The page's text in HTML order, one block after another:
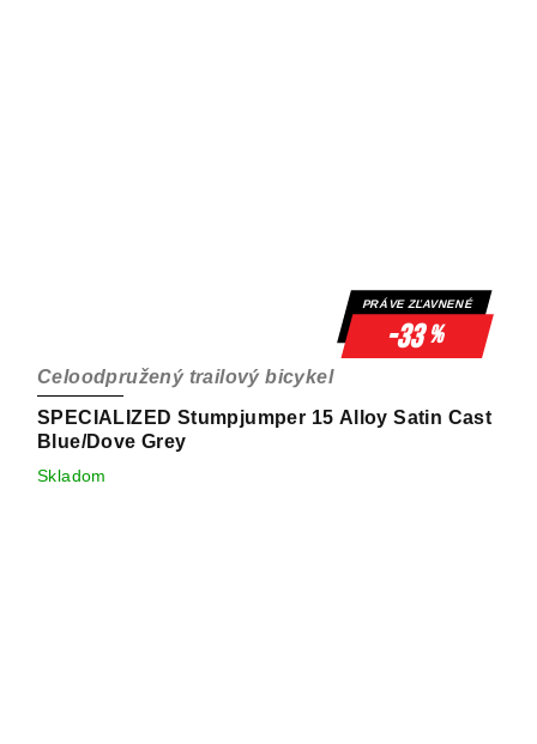
PRÁVE ZĽAVNENÉ
-33%
SPECIALIZED Stumpjumper 15 Alloy Satin Cast
Blue/Dove Grey
Celoodpružený trailový bicykel
Skladom